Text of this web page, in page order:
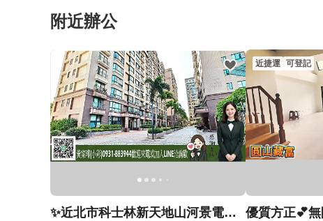
附近辦公
✨近北市科士林新天地山河景電梯坡平車位有裝潢三室
近捷運 可登記